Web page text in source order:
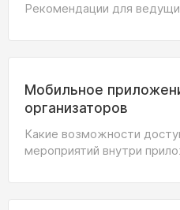
Рекомендации для
Мобильное
организаторов
Какие возможности
мероприятий внутри